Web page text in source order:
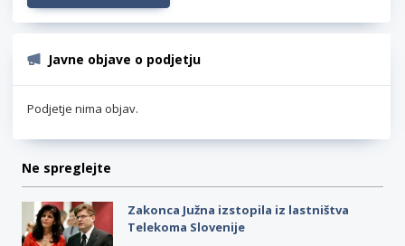
Javne objave o podjetju
Podjetje nima objav.
Ne spreglejte
Zakonca Južna izstopila iz lastništva
Telekoma Slovenije